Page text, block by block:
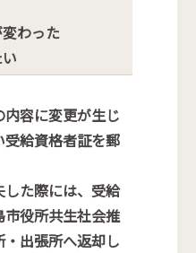
わった
容に変更が生じ
受給資格者証を郵
した際には、受給
役所共生社会推
・出張所へ返却し